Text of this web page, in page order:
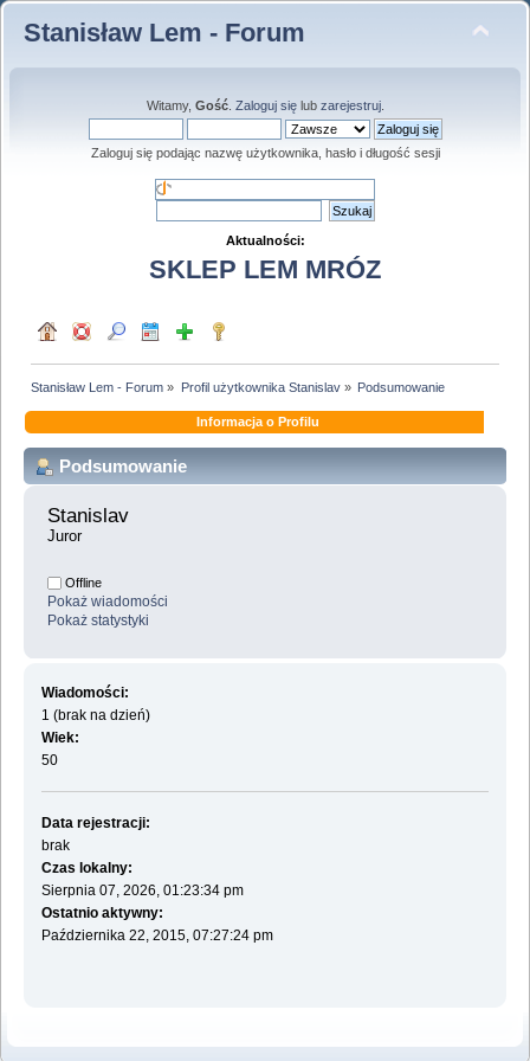
Stanisław Lem - Forum
Witamy, Gość. Zaloguj sięlub zarejestruj.
Zaloguj się podając nazwę użytkownika, hasło i długość sesji
Aktualności:
SKLEP LEM MRÓZ
Stanisław Lem - Forum » Profil użytkownika Stanislav» Podsumowanie
Informacja o Profilu
Podsumowanie
Stanislav
Juror
Offline
Pokaż wiadomości
Pokaż statystyki
Wiadomości:
1 (brak na dzień)
Wiek:
50
Data rejestracji:
brak
Czas lokalny:
Sierpnia 07, 2026, 01:23:34 pm
Ostatnio aktywny:
Października 22, 2015, 07:27:24 pm